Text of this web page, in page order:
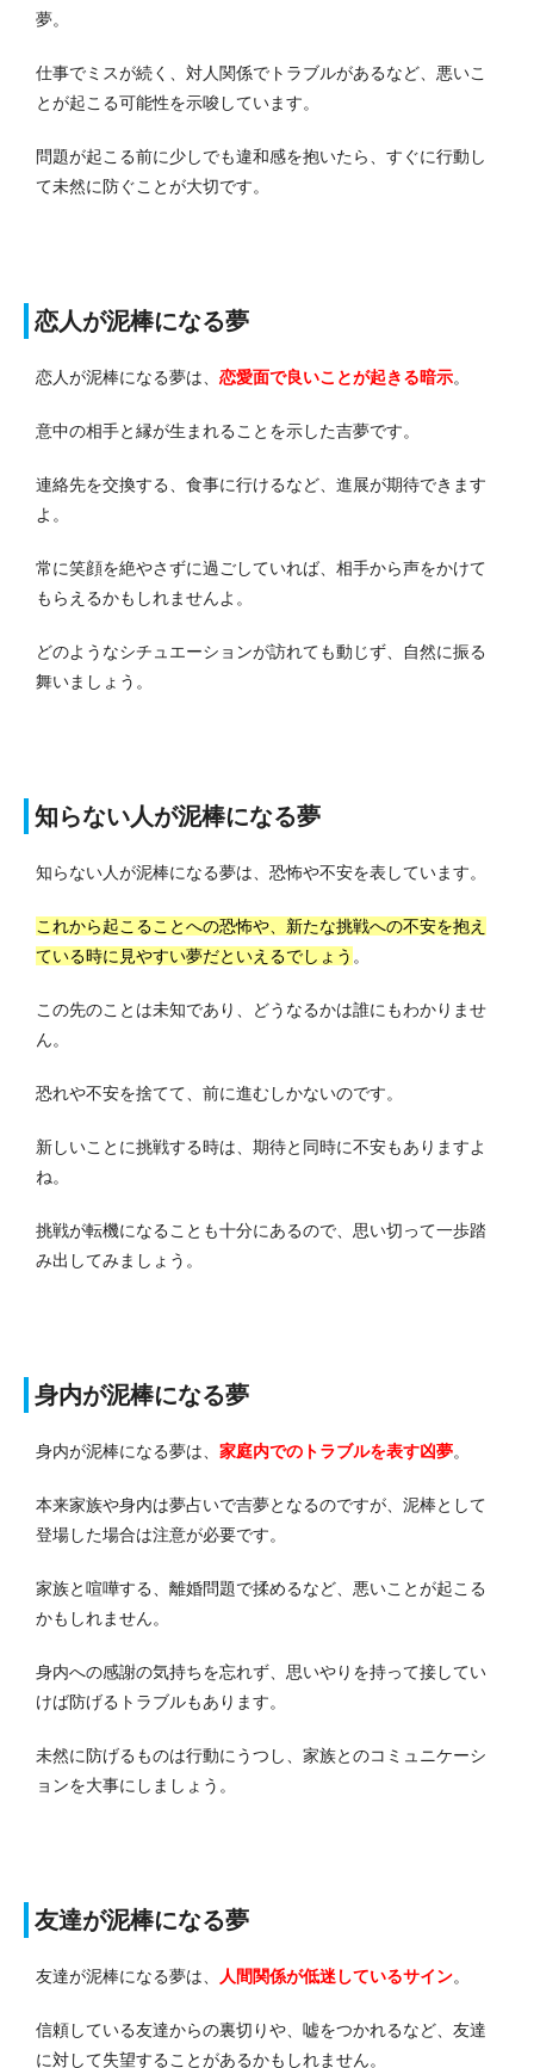
夢。
仕事でミスが続く、対人関係でトラブルがあるなど、悪いこ
とが起こる可能性を示唆しています。
問題が起こる前に少しでも違和感を抱いたら、すぐに行動し
て未然に防ぐことが大切です。
恋人が泥棒になる夢
恋人が泥棒になる夢は、 恋愛面で良いことが起きる暗示。
意中の相手と縁が生まれることを示した吉夢です。
連絡先を交換する、食事に行けるなど、進展が期待できます
よ。
常に笑顔を絶やさずに過ごしていれば、相手から声をかけて
もらえるかもしれませんよ。
どのようなシチュエーションが訪れても動じず、自然に振る
舞いましょう。
知らない人が泥棒になる夢
知らない人が泥棒になる夢は、恐怖や不安を表しています。
これから起こることへの恐怖や、新たな挑戦への不安を抱え
ている時に見やすい夢だといえるでしょう 。
この先のことは未知であり、どうなるかは誰にもわかりませ
ん。
恐れや不安を捨てて、前に進むしかないのです。
新しいことに挑戦する時は、期待と同時に不安もありますよ
ね。
挑戦が転機になることも十分にあるので、思い切って一歩踏
み出してみましょう。
身内が泥棒になる夢
身内が泥棒になる夢は、 家庭内でのトラブルを表す凶夢。
本来家族や身内は夢占いで吉夢となるのですが、泥棒として
登場した場合は注意が必要です。
家族と喧嘩する、離婚問題で揉めるなど、悪いことが起こる
かもしれません。
身内への感謝の気持ちを忘れず、思いやりを持って接してい
けば防げるトラブルもあります。
未然に防げるものは行動にうつし、家族とのコミュニケーシ
ョンを大事にしましょう。
友達が泥棒になる夢
友達が泥棒になる夢は、 人間関係が低迷 しているサイン。
信頼している友達からの裏切りや、嘘をつかれるなど、友達
に対して失望することがあるかもしれません。